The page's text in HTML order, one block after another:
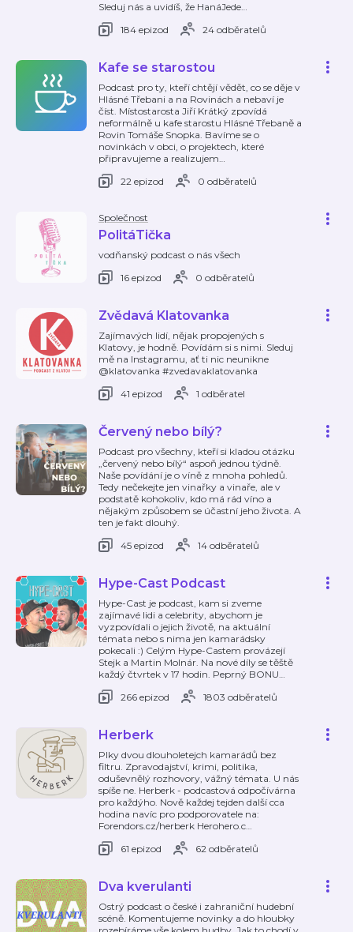
Sleduj nás a uvidíš, že HanáJede…
184 epizod
24 odběratelů
Kafe se starostou
Podcast pro ty, kteří chtějí vědět, co se děje v
Hlásné Třebani a na Rovinách a nebaví je
číst. Místostarosta Jiří Krátký zpovídá
neformálně u kafe starostu Hlásné Třebaně a
Rovin Tomáše Snopka. Bavíme se o
novinkách v obci, o projektech, které
připravujeme a realizujem…
22 epizod
0 odběratelů
Společnost
PolitáTička
vodňanský podcast o nás všech
16 epizod
0 odběratelů
Zvědavá Klatovanka
Zajímavých lidí, nějak propojených s
Klatovy, je hodně. Povídám si s nimi. Sleduj
mě na Instagramu, ať ti nic neunikne
@klatovanka #zvedavaklatovanka
41 epizod
1 odběratel
Červený nebo bílý?
Podcast pro všechny, kteří si kladou otázku
„červený nebo bílý“ aspoň jednou týdně.
Naše povídání je o víně z mnoha pohledů.
Tedy nečekejte jen vinařky a vinaře, ale v
podstatě kohokoliv, kdo má rád víno a
nějakým způsobem se účastní jeho života. A
ten je fakt dlouhý.
45 epizod
14 odběratelů
Hype-Cast Podcast
Hype-Cast je podcast, kam si zveme
zajímavé lidi a celebrity, abychom je
vyzpovídali o jejich životě, na aktuální
témata nebo s nima jen kamarádsky
pokecali :) Celým Hype-Castem provázejí
Stejk a Martin Molnár. Na nové díly se těště
každý čtvrtek v 17 hodin. Peprný BONU…
266 epizod
1803 odběratelů
Herberk
Plky dvou dlouholetejch kamarádů bez
filtru. Zpravodajství, krimi, politika,
oduševnělý rozhovory, vážný témata. U nás
spíše ne. Herberk - podcastová odpočívárna
pro každýho. Nově každej tejden další cca
hodina navíc pro podporovatele na:
Forendors.cz/herberk Herohero.c…
61 epizod
62 odběratelů
Dva kverulanti
Ostrý podcast o české i zahraniční hudební
scéně. Komentujeme novinky a do hloubky